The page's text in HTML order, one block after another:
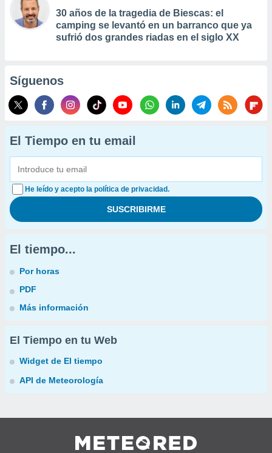
30 años de la tragedia de Biescas: el
camping se levantó en un barranco que ya
sufrió dos grandes riadas en el siglo XX
Síguenos
El Tiempo en tu email
He leído y acepto la política de privacidad.
El tiempo...
Por horas
PDF
Más información
El Tiempo en tu Web
Widget de El tiempo
API de Meteorología